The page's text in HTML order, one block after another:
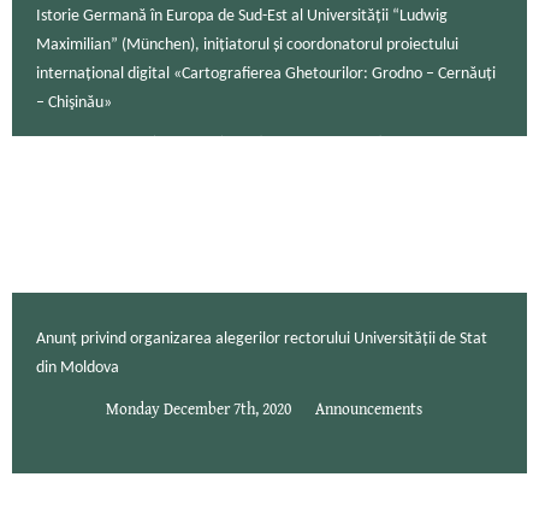
Istorie Germană în Europa de Sud-Est al Universității “Ludwig
Maximilian” (München), inițiatorul și coordonatorul proiectului
internațional digital «Cartografierea Ghetourilor: Grodno – Cernăuți
– Chişinău»
Monday December 7th, 2020 Press release
Anunț privind organizarea alegerilor rectorului Universității de Stat
din Moldova
Monday December 7th, 2020 Announcements